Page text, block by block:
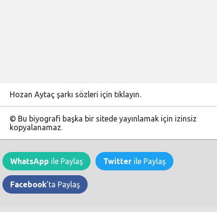
Hozan Aytaç şarkı sözleri için tıklayın.
© Bu biyografi başka bir sitede yayınlamak için izinsiz
kopyalanamaz.
WhatsApp ile Paylaş Twitter ile Paylaş
Facebook'ta Paylaş